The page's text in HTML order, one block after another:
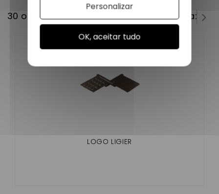
30 outros produtos na mesma categoria:
LOGO LIGIER
OK, aceitar tudo
Personalizar